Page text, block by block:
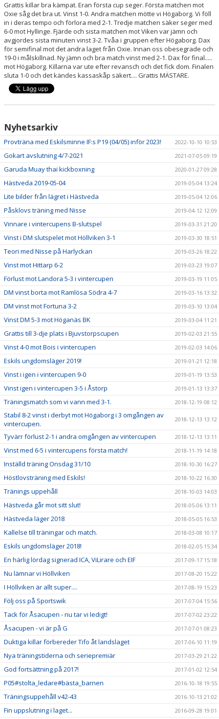
Grattis killar bra kämpat. Eran första cup seger. Första matchen mot
Oxie såg det bra ut. Vinst 1-0. Andra matchen mötte vi Högaborg. Vi föll
in i deras tempo och förlora med 2-1. Tredje matchen säker seger med
6-0 mot Hyllinge. Fjärde och sista matchen mot Viken var jämn och
avgjordes sista minuten vinst 3-2. Tvåa i gruppen efter Högaborg. Dax
för semifinal mot det andra laget från Oxie. Innan oss obesegrade och
19-0 i målskillnad. Ny jämn och bra match vinst med 2-1. Dax för final.....
mot Högaborg. Killarna var ute efter revansch och det fick dom. Finalen
sluta 1-0 och det kändes kassaskåp säkert.... Grattis MÄSTARE.
Nyhetsarkiv
Provträna med Eskilsminne IF:s P19 (04/05) inför 2023! 2022-10-10 10:53
Gokart avslutning 4/7-2021 2021-07-05 09:19
Garuda Muay thai kickboxning 2020-01-27 09:28
Hästveda 2019-05-04 2019-05-04 13:24
Lite bilder från lägret i Hästveda 2019-05-04 12:06
Påsklovs träning med Nisse 2019-04-12 12:09
Vinnare i vintercupens B-slutspel 2019-03-31 21:20
Vinst i DM slutspelet mot Höllviken 3-1 2019-03-30 18:51
Teori med Nisse på Harlyckan 2019-03-26 18:22
Vinst mot Hittarp 6-2 2019-03-23 19:07
Förlust mot Landora 5-3 i vintercupen 2019-03-19 11:05
DM vinst borta mot Ramlösa Södra 4-7 2019-03-16 13:32
DM vinst mot Fortuna 3-2 2019-03-10 13:04
Vinst DM 5-3 mot Höganäs BK 2019-03-04 11:21
Grattis till 3-dje plats i Bjuvstorpscupen 2019-02-03 21:55
Vinst 4-0 mot Bois i vintercupen 2019-02-03 14:06
Eskils ungdomsläger 2019! 2019-01-21 12:18
Vinst i igen i vintercupen 9-0 2019-01-19 13:53
Vinst igen i vintercupen 3-5 i Åstorp 2019-01-13 13:37
Träningsmatch som vi vann med 3-1. 2018-12-19 08:12
Stabil 8-2 vinst i derbyt mot Högaborg i 3 omgången av
vintercupen.
2018-12-13 13:12
Tyvärr förlust 2-1 i andra omgången av vintercupen 2018-12-13 13:11
Vinst med 6-5 i vintercupens första match! 2018-11-19 14:18
Inställd träning Onsdag 31/10 2018-10-30 16:27
Höstlovsträning med Eskils! 2018-10-22 16:30
Tränings uppehåll 2018-10-03 14:03
Hästveda går mot sitt slut! 2018-05-06 13:11
Hästveda läger 2018 2018-05-05 16:53
Kallelse till träningar och match. 2018-03-08 10:17
Eskils ungdomsläger 2018! 2018-02-05 15:34
En härlig lördag signerad ICA, ViLirare och EIF 2017-09-17 15:18
Nu lämnar vi Höllviken 2017-08-20 15:22
I Höllviken är allt super.... 2017-08-19 15:23
Följ oss på Sportswik 2017-07-04 15:56
Tack för Åsacupen - nu tar vi ledigt! 2017-07-02 23:22
Åsacupen - vi är på G 2017-07-01 08:23
Duktiga killar förbereder Tifo åt landslaget 2017-06-10 11:19
Nya träningstiderna och seriepremiär 2017-03-29 21:22
God fortsättning på 2017! 2017-01-02 12:54
P05#stolta_ledare#bästa_barnen 2016-10-18 19:55
Träningsuppehåll v42-43 2016-10-13 21:02
Fin uppslutning i laget... 2016-09-28 19:01